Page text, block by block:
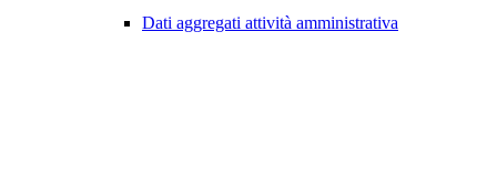
Dati aggregati attività amministrativa